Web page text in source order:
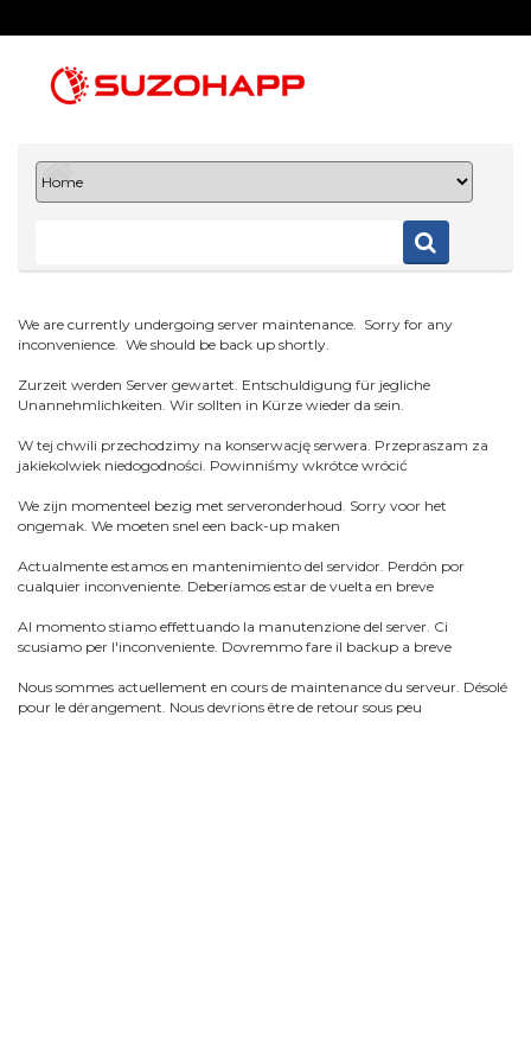
We are currently undergoing server maintenance. Sorry for any
inconvenience. We should be back up shortly.
Zurzeit werden Server gewartet. Entschuldigung für jegliche
Unannehmlichkeiten. Wir sollten in Kürze wieder da sein.
W tej chwili przechodzimy na konserwację serwera. Przepraszam za
jakiekolwiek niedogodności. Powinniśmy wkrótce wrócić
We zijn momenteel bezig met serveronderhoud. Sorry voor het
ongemak. We moeten snel een back-up maken
Actualmente estamos en mantenimiento del servidor. Perdón por
cualquier inconveniente. Deberíamos estar de vuelta en breve
Al momento stiamo effettuando la manutenzione del server. Ci
scusiamo per l'inconveniente. Dovremmo fare il backup a breve
Nous sommes actuellement en cours de maintenance du serveur. Désolé
pour le dérangement. Nous devrions être de retour sous peu